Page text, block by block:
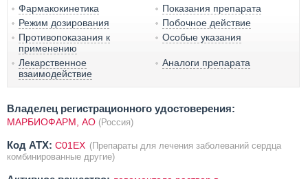
Фармакокинетика
Показания препарата
Режим дозирования
Побочное действие
Противопоказания к
применению
Особые указания
Лекарственное
взаимодействие
Аналоги препарата
Владелец регистрационного удостоверения:
МАРБИОФАРМ, АО (Россия)
Код ATX: C01EX (Препараты для лечения заболеваний сердца
комбинированные другие)